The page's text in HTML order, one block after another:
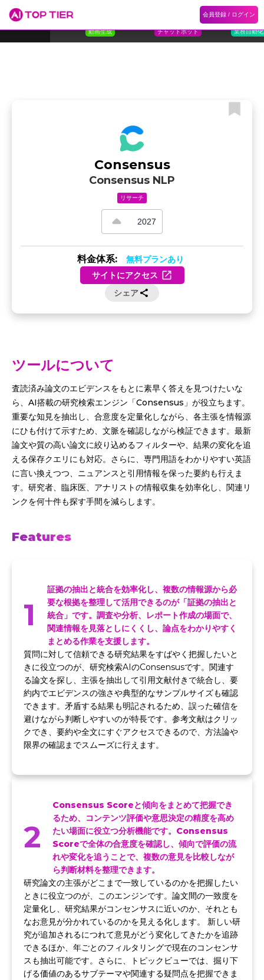
会員登録 / ログイン
ランキング
動画生成 チャットボット
3
Flokzu
業務自動化
Consensus
Consensus NLP
リサーチ
2027
料金体系: 無料プランあり
サイトにアクセス
シェア
ツールについて
査読済み論文のエビデンスをもとに素早く答えを見つけたいな
ら、AI搭載の研究検索エンジン「Consensus」が役立ちます。
重要な知見を抽出し、合意度を定量化しながら、各主張を情報源
にひも付けて示すため、文脈を確認しながら検証できます。最新
論文や質の高い論文に絞り込めるフィルターや、結果の変化を追
える保存クエリにも対応。さらに、専門用語をわかりやすい英語
に言い換えつつ、ニュアンスと引用情報を保った要約も行えま
す。研究者、臨床医、アナリストの情報収集を効率化し、関連リ
ンクを何十件も探す手間を減らします。
Features
1
証拠の抽出と統合を効率化し、複数の情報源から必
要な根拠を整理して活用できるのが「証拠の抽出と
統合」です。調査や分析、レポート作成の場面で、
関連情報を見落としにくくし、論点をわかりやすく
まとめる作業を支援します。
質問に対して信頼できる研究結果をすばやく把握したいと
きに役立つのが、研究検索AIのConsensusです。関連す
る論文を探し、主張を抽出して引用文献付きで統合し、要
約内でエビデンスの強さや典型的なサンプルサイズも確認
できます。矛盾する結果も明記されるため、誤った確信を
避けながら判断しやすいのが特長です。参考文献はクリッ
クでき、要約や全文にすぐアクセスできるので、方法論や
限界の確認までスムーズに行えます。
2
Consensus Scoreと傾向をまとめて把握でき
るため、コンテンツ評価や意思決定の精度を高め
たい場面に役立つ分析機能です。Consensus
Scoreで全体の合意度を確認し、傾向で評価の流
れや変化を追うことで、複数の意見を比較しなが
ら判断材料を整理できます。
研究論文の主張がどこまで一致しているのかを把握したい
ときに役立つのが、このエンジンです。論文間の一致度を
定量化し、研究結果がコンセンサスに近いのか、それとも
なお意見が分かれているのかを見える化します。 新しい研
究が追加されるにつれて意見がどう変化してきたかを追跡
できるほか、年ごとのフィルタリングで現在のコンセンサ
スも抽出可能です。さらに、トピックビューでは、掘り下
げる価値のあるサブテーマや関連する疑問点を把握できま
ホーム 記事